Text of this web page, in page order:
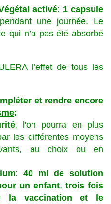
activé: 1 capsule
une journée. Le
qui n’a pas été absorbé
l’effet de tous les
et rendre encore
:
, l'on pourra en plus
les différentes moyens
au choix ou en
: 40 ml de solution
un enfant, trois fois
la vaccination et le